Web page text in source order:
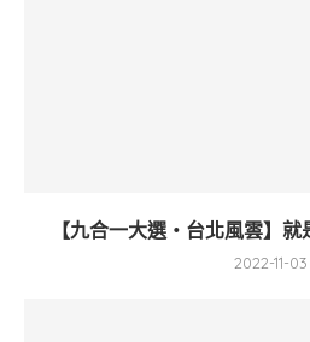
【九合一大選・台北風雲】
2022-11-03